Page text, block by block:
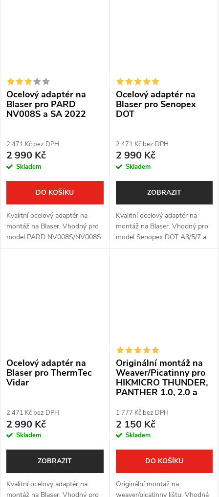
Ocelový adaptér na
Blaser pro PARD
NV008S a SA 2022
2 471 Kč bez DPH
2 990 Kč
Skladem
DO KOŠÍKU
Kvalitní ocelový adaptér na
montáž na Blaser. Vhodný pro
model PARD NV008S/NV008S
LRF a SA 2022.
Ocelový adaptér na
Blaser pro Senopex
DOT
2 471 Kč bez DPH
2 990 Kč
Skladem
ZOBRAZIT
Kvalitní ocelový adaptér na
montáž na Blaser. Vhodný pro
model Senopex DOT A3/5/7 a
S5/7.
Ocelový adaptér na
Blaser pro ThermTec
Vidar
2 471 Kč bez DPH
2 990 Kč
Skladem
ZOBRAZIT
Kvalitní ocelový adaptér na
montáž na Blaser. Vhodný pro
Originální montáž na
Weaver/Picatinny pro
HIKMICRO THUNDER,
PANTHER 1.0, 2.0 a
1 777 Kč bez DPH
2 150 Kč
Skladem
DO KOŠÍKU
Originální montáž na
weaver/picatinny lištu. Vhodná